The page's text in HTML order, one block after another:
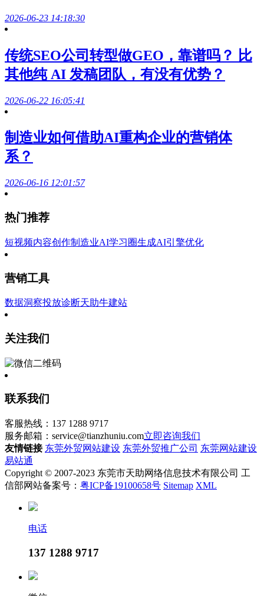
2026-06-23 14:18:30
传统SEO公司转型做GEO，靠谱吗？ 比
其他纯 AI 发稿团队，有没有优势？
2026-06-22 16:05:41
制造业如何借助AI重构企业的营销体
系？
2026-06-16 12:01:57
热门推荐
短视频内容创作制造业AI学习圈生成AI引擎优化
营销工具
数据洞察投放诊断天助牛建站
关注我们
联系我们
客服热线：137 1288 9717
服务邮箱：service@tianzhuniu.com立即咨询我们
友情链接 东莞外贸网站建设 东莞外贸推广公司 东莞网站建设
易站通
Copyright © 2007-2023 东莞市天助网络信息技术有限公司 工
信部网站备案号： 粤ICP备19100658号 Sitemap XML
电话
137 1288 9717